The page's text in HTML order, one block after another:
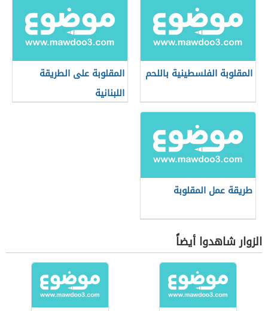
المقلوبة الفلسطينية باللحم
المقلوبة على الطريقة
اللبنانية
طريقة عمل المقلوبة
الزوار شاهدوا أيضاً